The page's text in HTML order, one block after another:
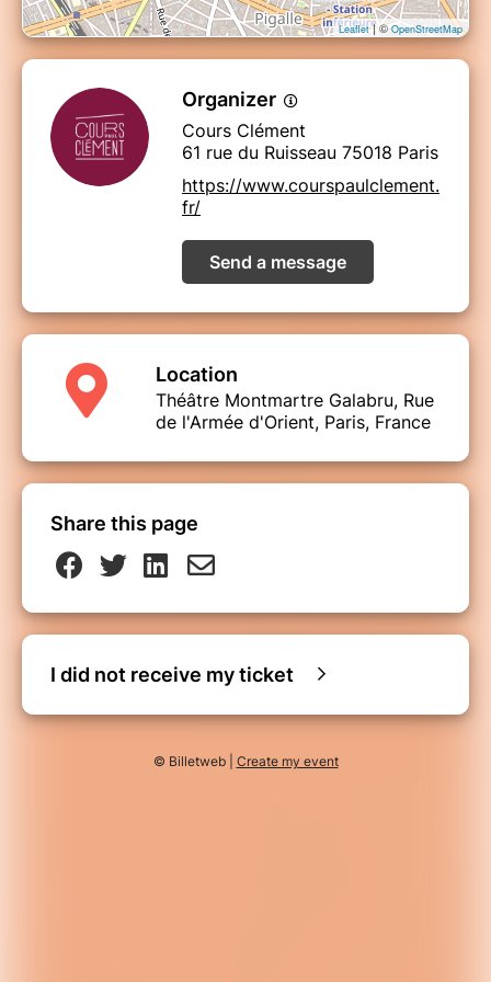
Leaflet| ©OpenStreetMap
Organizer
Cours Clément
61 rue du Ruisseau 75018 Paris
https://www.courspaulclement.
fr/
Send a message
Location
Théâtre Montmartre Galabru, Rue
de l'Armée d'Orient, Paris, France
Share this page
I did not receive my ticket
© Billetweb | Create my event